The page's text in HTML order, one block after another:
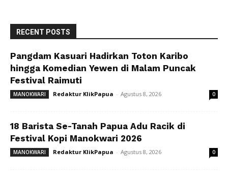
RECENT POSTS
Pangdam Kasuari Hadirkan Toton Karibo
hingga Komedian Yewen di Malam Puncak
Festival Raimuti
MANOKWARI Redaktur KlikPapua - Agustus 8, 2026 0
18 Barista Se-Tanah Papua Adu Racik di
Festival Kopi Manokwari 2026
MANOKWARI Redaktur KlikPapua - Agustus 8, 2026 0